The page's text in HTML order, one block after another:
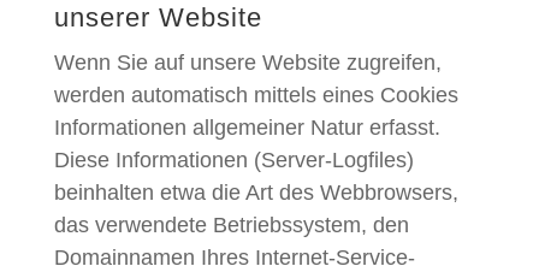
unserer Website
Wenn Sie auf unsere Website zugreifen,
werden automatisch mittels eines Cookies
Informationen allgemeiner Natur erfasst.
Diese Informationen (Server-Logfiles)
beinhalten etwa die Art des Webbrowsers,
das verwendete Betriebssystem, den
Domainnamen Ihres Internet-Service-